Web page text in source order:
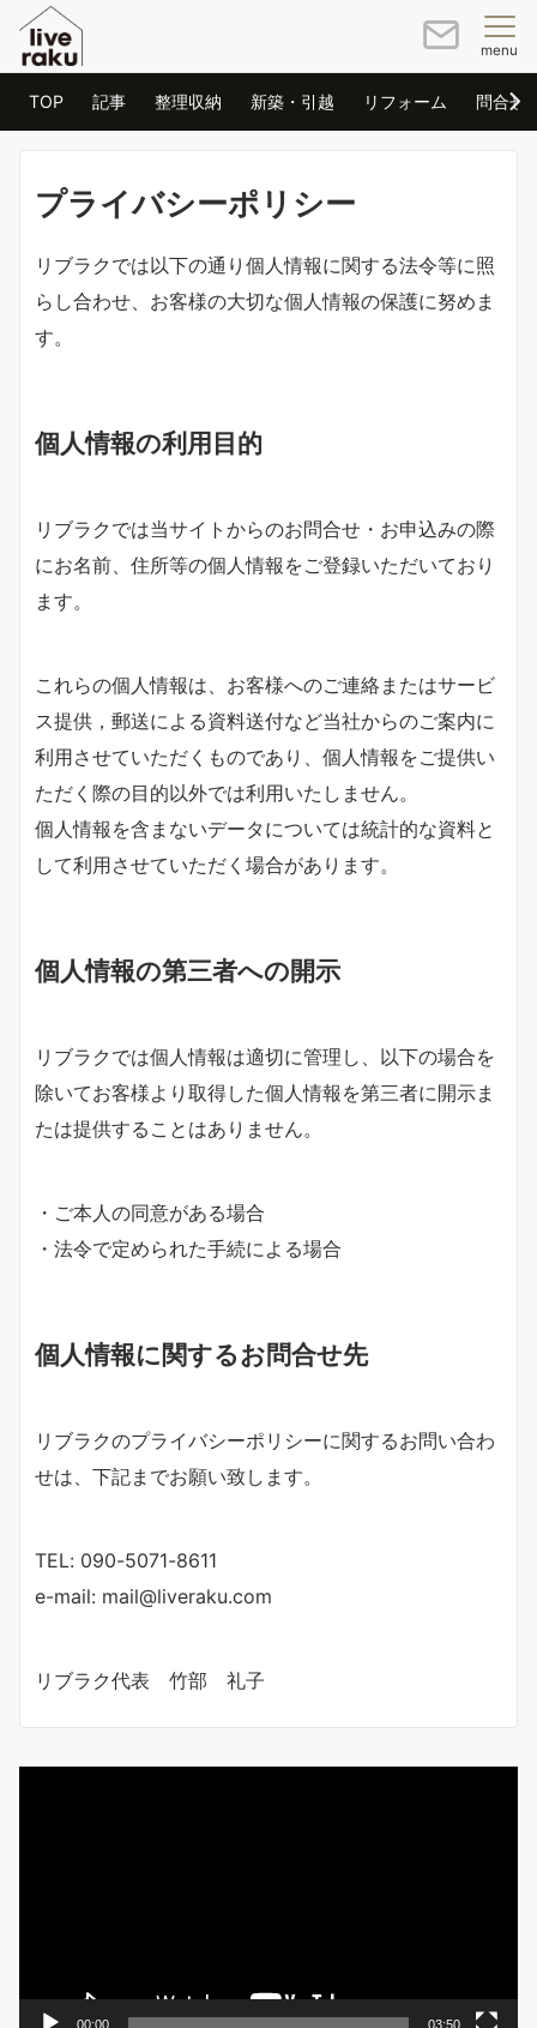
menu
TOP 記事 整理収納 新築・引越 リフォーム 問合せ
プライバシーポリシー
リブラクでは以下の通り個人情報に関する法令等に照
らし合わせ、お客様の大切な個人情報の保護に努めま
す。
個人情報の利用目的
リブラクでは当サイトからのお問合せ・お申込みの際
にお名前、住所等の個人情報をご登録いただいており
ます。
これらの個人情報は、お客様へのご連絡またはサービ
ス提供，郵送による資料送付など当社からのご案内に
利用させていただくものであり、個人情報をご提供い
ただく際の目的以外では利用いたしません。
個人情報を含まないデータについては統計的な資料と
して利用させていただく場合があります。
個人情報の第三者への開示
リブラクでは個人情報は適切に管理し、以下の場合を
除いてお客様より取得した個人情報を第三者に開示ま
たは提供することはありません。
・ご本人の同意がある場合
・法令で定められた手続による場合
個人情報に関するお問合せ先
リブラクのプライバシーポリシーに関するお問い合わ
せは、下記までお願い致します。
TEL: 090-5071-8611
e-mail: mail@liveraku.com
リブラク代表 竹部 礼子
00:00 03:50